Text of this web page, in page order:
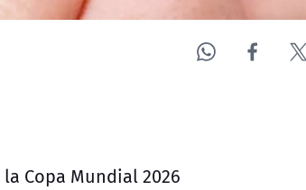
Copa Mundial 2026